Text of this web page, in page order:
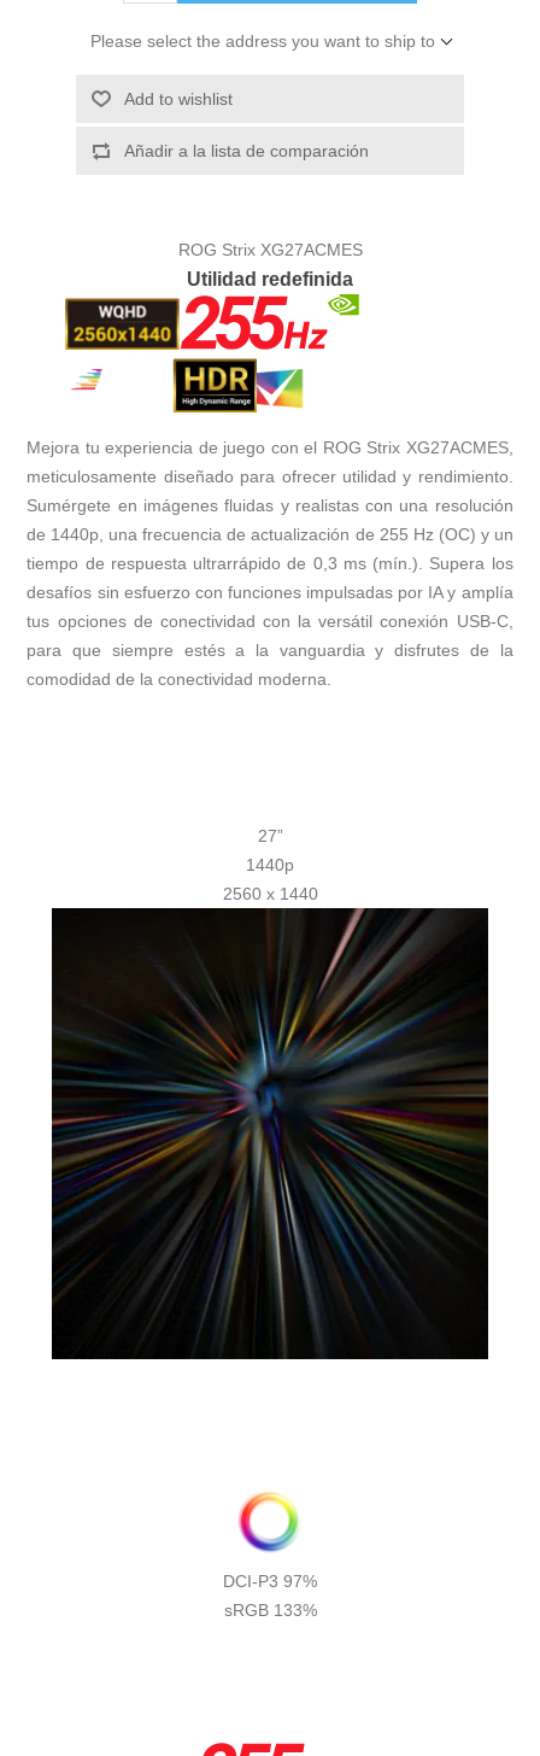
Please select the address you want to ship to
Add to wishlist
Añadir a la lista de comparación
ROG Strix XG27ACMES
Utilidad redefinida
Mejora tu experiencia de juego con el ROG Strix XG27ACMES,
meticulosamente diseñado para ofrecer utilidad y rendimiento.
Sumérgete en imágenes fluidas y realistas con una resolución
de 1440p, una frecuencia de actualización de 255 Hz (OC) y un
tiempo de respuesta ultrarrápido de 0,3 ms (mín.). Supera los
desafíos sin esfuerzo con funciones impulsadas por IA y amplía
tus opciones de conectividad con la versátil conexión USB-C,
para que siempre estés a la vanguardia y disfrutes de la
comodidad de la conectividad moderna.
27”
1440p
2560 x 1440
DCI-P3 97%
sRGB 133%